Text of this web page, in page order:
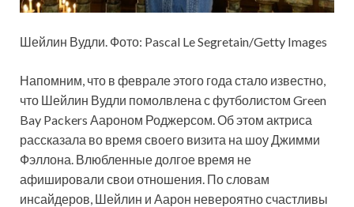
Шейлин Вудли. Фото: Pascal Le Segretain/Getty Images
Напомним, что в феврале этого года стало известно,
что Шейлин Вудли помолвлена с футболистом Green
Bay Packers Аароном Роджерсом. Об этом актриса
рассказала во время своего визита на шоу Джимми
Фэллона. Влюбленные долгое время не
афишировали свои отношения. По словам
инсайдеров, Шейлин и Аарон невероятно счастливы